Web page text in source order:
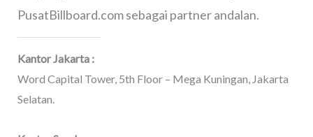
PusatBillboard.com sebagai partner andalan.
Kantor Jakarta :
Word Capital Tower, 5th Floor – Mega Kuningan, Jakarta
Selatan.